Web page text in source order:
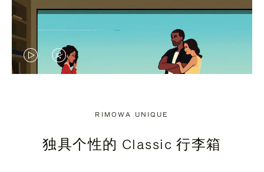
视
停，
视
音，
RIMOWA UNIQUE
独具个性的 Classic 行李箱